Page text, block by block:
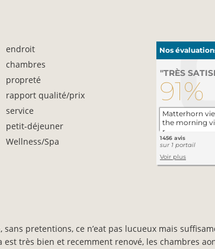
endroit
chambres
propreté
rapport qualité/prix
service
petit-déjeuner
Wellness/Spa
sans pretentions, ce n’eat pas lucueux mais
est très bien et recemment renové, les chambres